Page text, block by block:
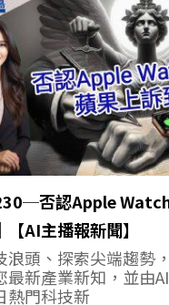
否認Apple
AI主播報新聞】
浪頭、探索尖端趨勢
最新產業新知，並由
熱門科技新